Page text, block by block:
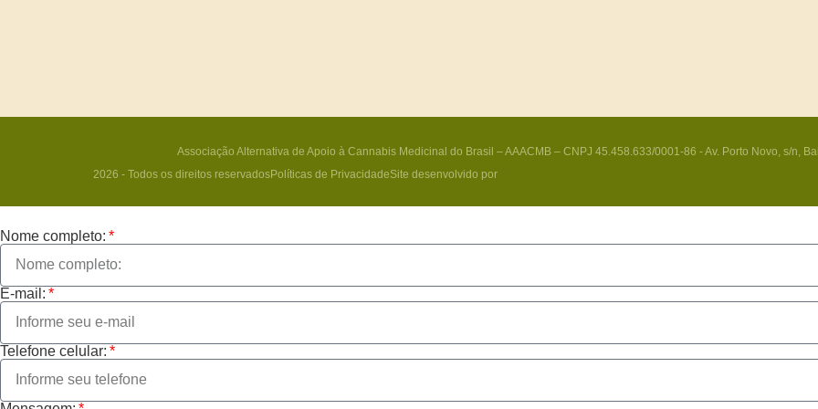
Associação Alternativa de Apoio à Cannabis Medicinal do Brasil – AAACMB – CNPJ 45.458.633/0001-86 - Av. Porto Novo, s/n,
2026 - Todos os direitos reservadosPolíticas de PrivacidadeSite desenvolvido por
Nome completo:
E-mail:
Telefone celular: